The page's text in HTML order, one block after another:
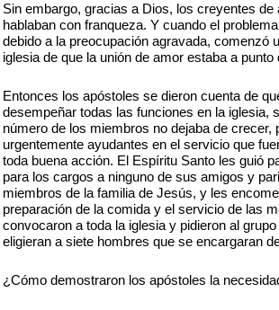
Sin embargo, gracias a Dios, los creyentes de
hablaban con franqueza. Y cuando el
debido a la preocupación agravada, comenzó
iglesia de que la unión de amor estaba a punto
Entonces los apóstoles se dieron cuenta de
desempeñar todas las funciones en la iglesia,
número de los miembros no dejaba de crecer,
urgentemente ayudantes en el servicio que
toda buena acción. El Espíritu Santo les guió
para los cargos a ninguno de sus amigos y
miembros de la familia de Jesús, y les
preparación de la comida y el servicio de las
convocaron a toda la iglesia y pidieron al
eligieran a siete hombres que se encargaran
¿Cómo demostraron los apóstoles la